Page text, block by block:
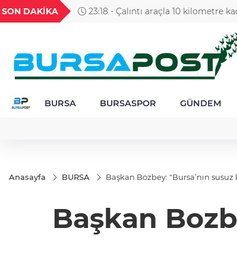
SON DAKİKA
23:18 - Çalıntı araçla 10 kilometre
18,2677
TND
16,3788
BGN
27,9743
BURSA BURSASPOR GÜNDEM
Anasayfa BURSA Başkan Bozbey: "Bursa’nın
Başkan